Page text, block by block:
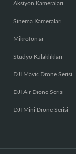
Aksiyon Kameraları
Sinema Kameraları
Mikrofonlar
Stüdyo Kulaklıkları
DJI Mavic Drone Serisi
DJI Air Drone Serisi
DJI Mini Drone Serisi